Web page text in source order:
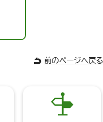
前のページへ戻る